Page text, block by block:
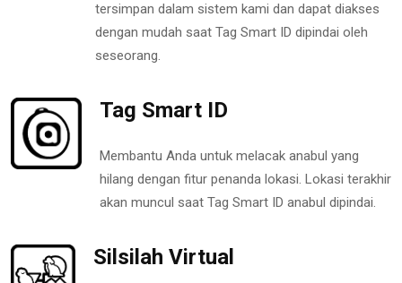
tersimpan dalam sistem kami dan dapat diakses
dengan mudah saat Tag Smart ID dipindai oleh
seseorang.
Tag Smart ID
Membantu Anda untuk melacak anabul yang
hilang dengan fitur penanda lokasi. Lokasi terakhir
akan muncul saat Tag Smart ID anabul dipindai.
Silsilah Virtual